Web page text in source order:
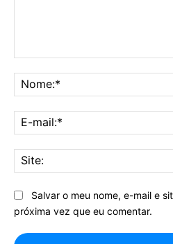
Salvar o meu nome, e-mail e
próxima vez que eu comentar.